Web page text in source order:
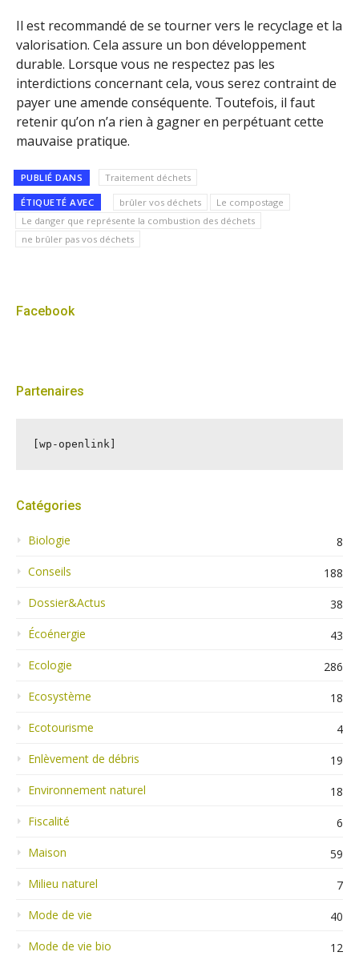
Il est recommandé de se tourner vers le recyclage et la
valorisation. Cela assure un bon développement
durable. Lorsque vous ne respectez pas les
interdictions concernant cela, vous serez contraint de
payer une amende conséquente. Toutefois, il faut
retenir qu’on n’a rien à gagner en perpétuant cette
mauvaise pratique.
PUBLIÉ DANS Traitement déchets
ÉTIQUETÉ AVEC brûler vos déchets
Le compostage
Le danger que représente la combustion des déchets
ne brûler pas vos déchets
Facebook
Partenaires
[wp-openlink]
Catégories
Biologie
8
Conseils
188
Dossier&Actus
38
Écoénergie
43
Ecologie
286
Ecosystème
18
Ecotourisme
4
Enlèvement de débris
19
Environnement naturel
18
Fiscalité
6
Maison
59
Milieu naturel
7
Mode de vie
40
Mode de vie bio
12